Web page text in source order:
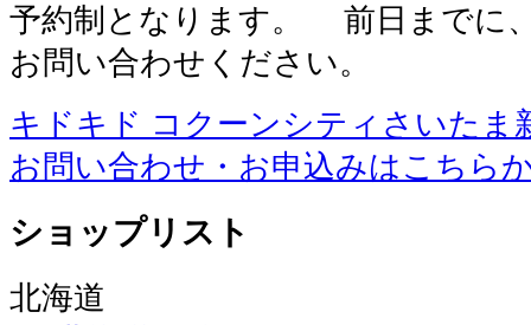
予約制となります。 前日までに
お問い合わせください。
キドキド コクーンシティさいたま
お問い合わせ・お申込みはこちら
ショップリスト
北海道